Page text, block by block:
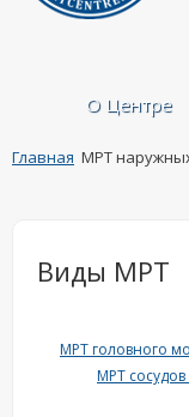
О Центре
Главная МРТ
Виды МРТ
МРТ головного
МРТ